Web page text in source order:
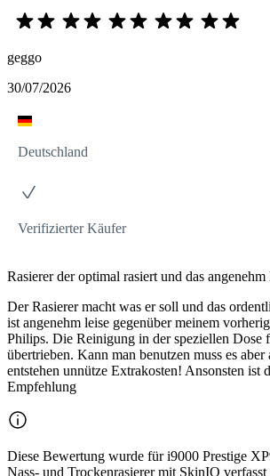
geggo
30/07/2026
Deutschland
Verifizierter Käufer
Rasierer der optimal rasiert und das angenehm
Der Rasierer macht was er soll und das
ist angenehm leise gegenüber meinem
Philips. Die Reinigung in der speziellen Dose
übertrieben. Kann man benutzen muss es
entstehen unnütze Extrakosten! Ansonsten ist
Empfehlung
Diese Bewertung wurde für i9000 Prestige
Nass- und Trockenrasierer mit SkinIQ verfasst